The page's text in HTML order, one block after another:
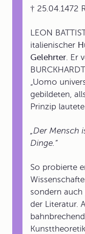
† 25.04.1472
LEON
italienischer
Gelehrter. Er
„Uomo
gebildeten,
Prinzip
„Der Mensch
Dinge.“
So probierte
sondern auch
der Literatur.